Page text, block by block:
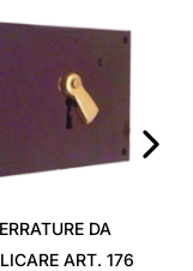
DA
ART. 176